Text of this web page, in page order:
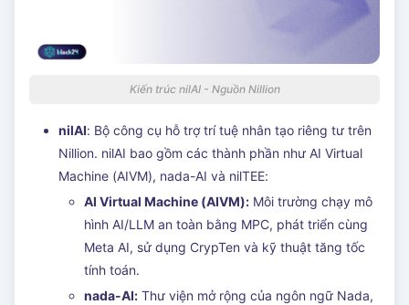
Kiến trúc nilAI - Nguồn Nillion
nilAI: Bộ công cụ hỗ trợ trí tuệ nhân tạo riêng tư trên
Nillion. nilAI bao gồm các thành phần như AI Virtual
Machine (AIVM), nada-AI và nilTEE:
AI Virtual Machine (AIVM): Môi trường chạy mô
hình AI/LLM an toàn bằng MPC, phát triển cùng
Meta AI, sử dụng CrypTen và kỹ thuật tăng tốc
tính toán.
nada-AI: Thư viện mở rộng của ngôn ngữ Nada,